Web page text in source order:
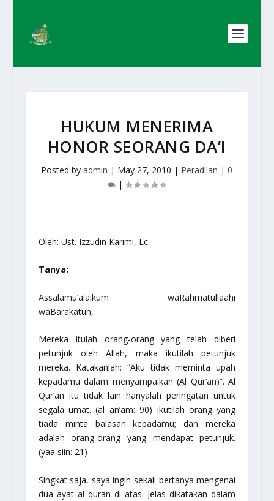
HUKUM MENERIMA
HONOR SEORANG DA’I
Posted byadmin | May 27, 2010 | Peradilan |0
|
Oleh: Ust. Izzudin Karimi, Lc
Tanya:
Assalamu’alaikum waRahmatullaahi
waBarakatuh,
Mereka itulah orang-orang yang telah diberi
petunjuk oleh Allah, maka ikutilah petunjuk
mereka. Katakanlah: “Aku tidak meminta upah
kepadamu dalam menyampaikan (Al Qur’an)”. Al
Qur’an itu tidak lain hanyalah peringatan untuk
segala umat. (al an’am: 90) ikutilah orang yang
tiada minta balasan kepadamu; dan mereka
adalah orang-orang yang mendapat petunjuk.
(yaa siin: 21)
Singkat saja, saya ingin sekali bertanya mengenai
dua ayat al quran di atas. Jelas dikatakan dalam